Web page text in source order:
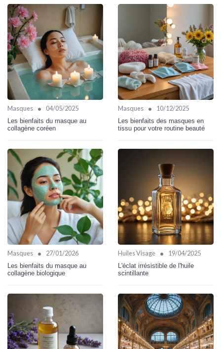
Masques • 04/05/2025
Les bienfaits du masque au
collagène coréen
Masques • 10/12/2025
Les bienfaits des masques en
tissu pour votre routine beauté
Masques • 27/01/2026
Les bienfaits du masque au
collagène biologique
Huiles Visage • 19/04/2025
L'éclat irrésistible de l'huile
scintillante